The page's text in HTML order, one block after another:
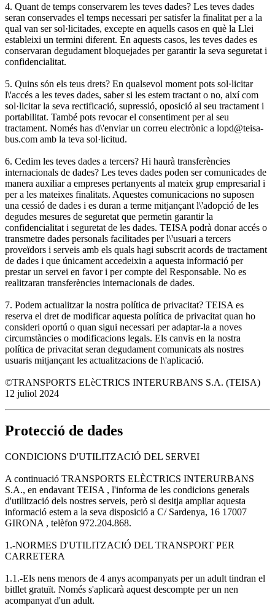
4. Quant de temps conservarem les teves dades? Les teves dades
seran conservades el temps necessari per satisfer la finalitat per a la
qual van ser sol·licitades, excepte en aquells casos en què la Llei
estableixi un termini diferent. En aquests casos, les teves dades es
conservaran degudament bloquejades per garantir la seva seguretat i
confidencialitat.
5. Quins són els teus drets? En qualsevol moment pots sol·licitar
l\'accés a les teves dades, saber si les estem tractant o no, així com
sol·licitar la seva rectificació, supressió, oposició al seu tractament i
portabilitat. També pots revocar el consentiment per al seu
tractament. Només has d\'enviar un correu electrònic a lopd@teisa-
bus.com amb la teva sol·licitud.
6. Cedim les teves dades a tercers? Hi haurà transferències
internacionals de dades? Les teves dades poden ser comunicades de
manera auxiliar a empreses pertanyents al mateix grup empresarial i
per a les mateixes finalitats. Aquestes comunicacions no suposen
una cessió de dades i es duran a terme mitjançant l\'adopció de les
degudes mesures de seguretat que permetin garantir la
confidencialitat i seguretat de les dades. TEISA podrà donar accés o
transmetre dades personals facilitades per l\'usuari a tercers
proveïdors i serveis amb els quals hagi subscrit acords de tractament
de dades i que únicament accedeixin a aquesta informació per
prestar un servei en favor i per compte del Responsable. No es
realitzaran transferències internacionals de dades.
7. Podem actualitzar la nostra política de privacitat? TEISA es
reserva el dret de modificar aquesta política de privacitat quan ho
consideri oportú o quan sigui necessari per adaptar-la a noves
circumstàncies o modificacions legals. Els canvis en la nostra
política de privacitat seran degudament comunicats als nostres
usuaris mitjançant les actualitzacions de l\'aplicació.
©TRANSPORTS ELèCTRICS INTERURBANS S.A. (TEISA)
12 juliol 2024
Protecció de dades
CONDICIONS D'UTILITZACIÓ DEL SERVEI
A continuació TRANSPORTS ELÈCTRICS INTERURBANS
S.A., en endavant TEISA , l'informa de les condicions generals
d'utilització dels nostres serveis, però si desitja ampliar aquesta
informació estem a la seva disposició a C/ Sardenya, 16 17007
GIRONA , telèfon 972.204.868.
1.-NORMES D'UTILITZACIÓ DEL TRANSPORT PER
CARRETERA
1.1.-Els nens menors de 4 anys acompanyats per un adult tindran el
bitllet gratuït. Només s'aplicarà aquest descompte per un nen
acompanyat d'un adult.